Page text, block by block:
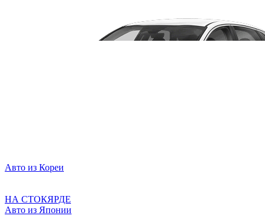
Авто из Кореи
НА СТОКЯРДЕ
Авто из Японии